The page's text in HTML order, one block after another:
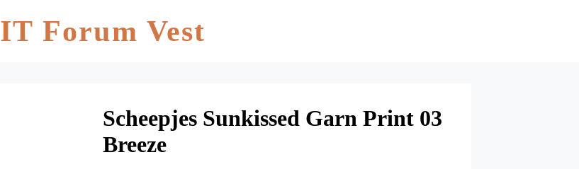
IT Forum Vest
Scheepjes Sunkissed Garn Print 03
Breeze